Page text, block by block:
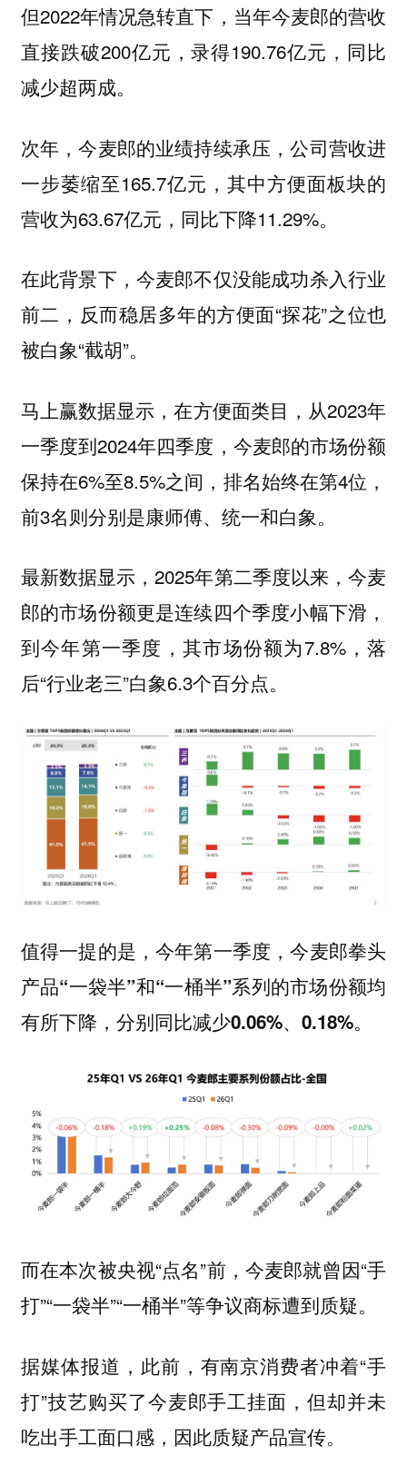
但2022年情况急转直下，当年今麦郎的营收
直接跌破200亿元，录得190.76亿元，同比
减少超两成。
次年，今麦郎的业绩持续承压，公司营收进
一步萎缩至165.7亿元，其中方便面板块的
营收为63.67亿元，同比下降11.29%。
在此背景下，今麦郎不仅没能成功杀入行业
前二，反而稳居多年的方便面“探花”之位也
被白象“截胡”。
马上赢数据显示，在方便面类目，从2023年
一季度到2024年四季度，今麦郎的市场份额
保持在6%至8.5%之间，排名始终在第4位，
前3名则分别是康师傅、统一和白象。
最新数据显示，2025年第二季度以来，今麦
郎的市场份额更是连续四个季度小幅下滑，
到今年第一季度，其市场份额为7.8%，落
后“行业老三”白象6.3个百分点。
值得一提的是，今年第一季度，今麦郎拳头
产品“一袋半”和“一桶半”系列的市场份额均
有所下降，分别同比减少0.06%、0.18%。
而在本次被央视“点名”前，今麦郎就曾因“手
打”“一袋半”“一桶半”等争议商标遭到质疑。
据媒体报道，此前，有南京消费者冲着“手
打”技艺购买了今麦郎手工挂面，但却并未
吃出手工面口感，因此质疑产品宣传。